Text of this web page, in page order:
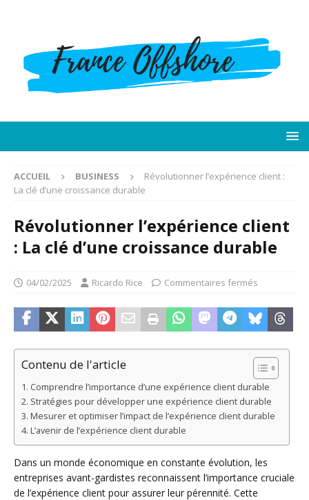
ACCUEIL BUSINESS
Révolutionner l’expérience client :
La clé d’une croissance durable
Révolutionner l’expérience client
: La clé d’une croissance durable
04/02/2025 Ricardo Rice Commentaires fermés
Contenu de l'article
Comprendre l’importance d’une expérience client durable
Stratégies pour développer une expérience client durable
Mesurer et optimiser l’impact de l’expérience client durable
L’avenir de l’expérience client durable
Dans un monde économique en constante évolution, les
entreprises avant-gardistes reconnaissent l’importance cruciale
de l’expérience client pour assurer leur pérennité. Cette